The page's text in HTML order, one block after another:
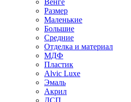
Венге
Размер
Маленькие
Большие
Средние
Отделка и материал
МДФ
Пластик
Alvic Luxe
Эмаль
Акрил
ДСП